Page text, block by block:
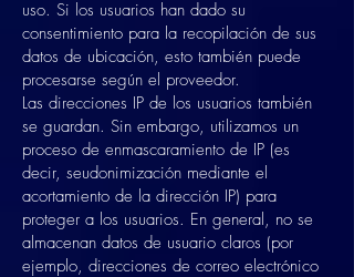
uso. Si los usuarios han dado su
consentimiento para la recopilación de sus
datos de ubicación, esto también puede
procesarse según el proveedor.
Las direcciones IP de los usuarios también
se guardan. Sin embargo, utilizamos un
proceso de enmascaramiento de IP (es
decir, seudonimización mediante el
acortamiento de la dirección IP) para
proteger a los usuarios. En general, no se
almacenan datos de usuario claros (por
ejemplo, direcciones de correo electrónico